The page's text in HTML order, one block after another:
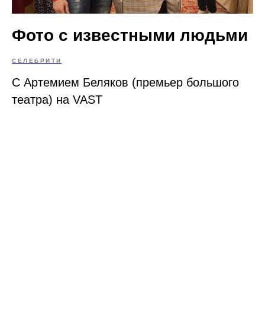
Фото с известными людьми
СЕЛЕБРИТИ
С Артемием Беляков (премьер большого
театра) на VAST